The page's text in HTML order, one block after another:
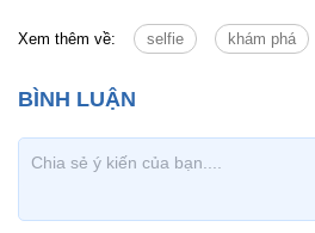
Xem thêm về: selfie khám phá